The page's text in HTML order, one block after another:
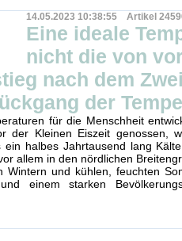
14.05.2023 10:38:55 Artikel
Eine ideale
nicht die von
nach dem
der
für die Menschheit
der Kleinen Eiszeit genossen,
halbes Jahrtausend lang
allem in den nördlichen
Wintern und kühlen, feuchten
einem starken